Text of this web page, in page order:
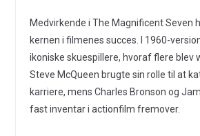
Medvirkende i The Magnificent Seven
kernen i filmenes succes. I 1960-
ikoniske skuespillere, hvoraf flere blev
Steve McQueen brugte sin rolle til at
karriere, mens Charles Bronson og
fast inventar i actionfilm fremover.